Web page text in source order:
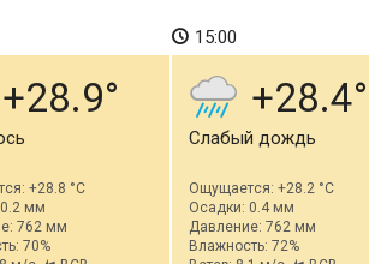
+28.9
+28.8 °C
мм
762 мм
70%
15:00
+28.4
Слабый дождь
Ощущается: +28.2 °C
Осадки: 0.4 мм
Давление: 762 мм
Влажность: 72%